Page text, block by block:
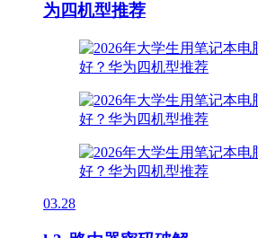
为四机型推荐
03.28